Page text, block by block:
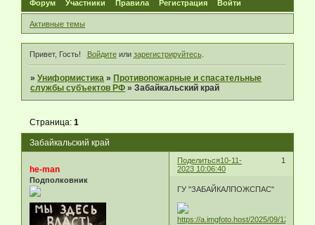
Форум Участники Правила Регистрация Войти
Активные темы
Привет, Гость! Войдитеили зарегистрируйтесь.
»Униформистика » Противопожарные и спасательные
службы субъектов РФ »Забайкальский край
Забайкальский край
Страница:1
Поделиться 1
10-11-
2023 10:06:40
he-man
Подполковник
ГУ "ЗАБАЙКАЛПОЖСПАС"